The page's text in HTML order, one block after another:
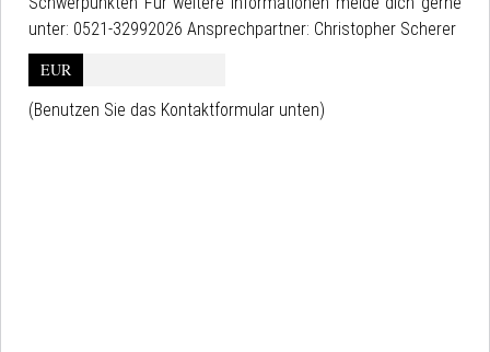
unter: 0521-32992026 Ansprechpartner: Christopher Scherer
EUR
(Benutzen Sie das Kontaktformular unten)